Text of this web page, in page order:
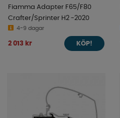
Fiamma Adapter F65/F80
Crafter/Sprinter H2 -2020
4-9 dagar
2 013 kr KÖP!